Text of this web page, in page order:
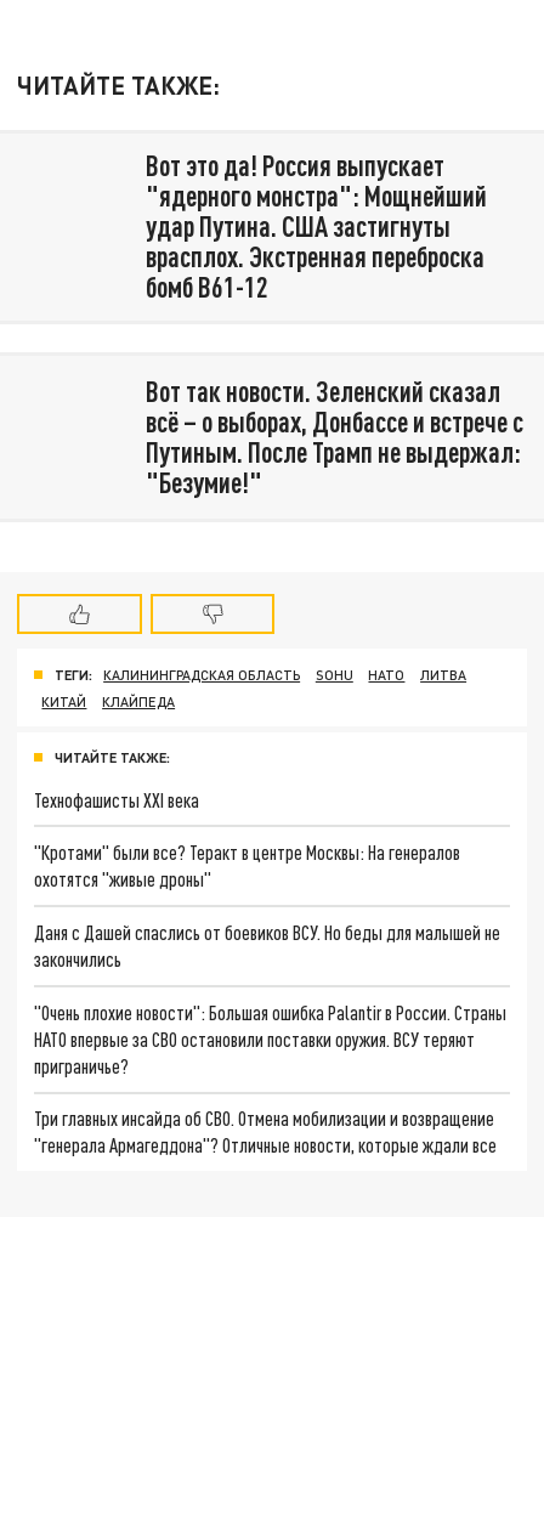
ЧИТАЙТЕ ТАКЖЕ:
Вот это да! Россия выпускает
"ядерного монстра": Мощнейший
удар Путина. США застигнуты
врасплох. Экстренная переброска
бомб B61-12
Вот так новости. Зеленский сказал
всё – о выборах, Донбассе и встрече с
Путиным. После Трамп не выдержал:
"Безумие!"
ТЕГИ: КАЛИНИНГРАДСКАЯ ОБЛАСТЬ SOHU НАТО
ЛИТВА
КИТАЙ
КЛАЙПЕДА
ЧИТАЙТЕ ТАКЖЕ:
Технофашисты XXI века
"Кротами" были все? Теракт в центре Москвы: На генералов
охотятся "живые дроны"
Даня с Дашей спаслись от боевиков ВСУ. Но беды для малышей не
закончились
"Очень плохие новости": Большая ошибка Palantir в России. Страны
НАТО впервые за СВО остановили поставки оружия. ВСУ теряют
приграничье?
Три главных инсайда об СВО. Отмена мобилизации и возвращение
"генерала Армагеддона"? Отличные новости, которые ждали все